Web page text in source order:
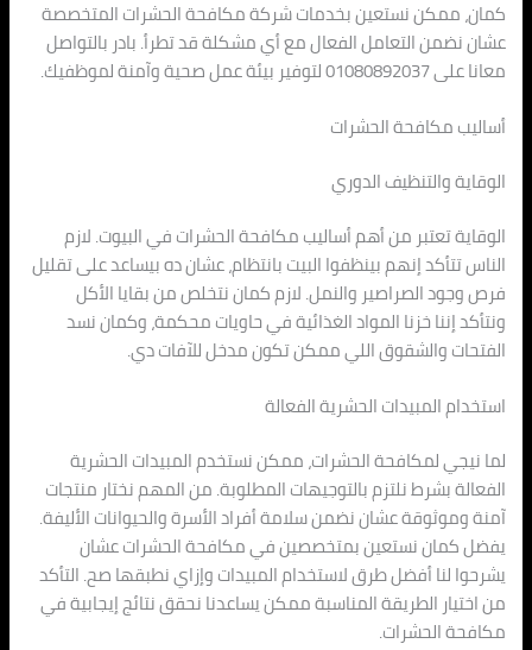
كمان، ممكن نستعين بخدمات شركة مكافحة الحشرات المتخصصة
عشان نضمن التعامل الفعال مع أي مشكلة قد تطرأ. بادر بالتواصل
معانا على 01080892037 لتوفير بيئة عمل صحية وآمنة لموظفيك.
أساليب مكافحة الحشرات
الوقاية والتنظيف الدوري
الوقاية تعتبر من أهم أساليب مكافحة الحشرات في البيوت. لازم
الناس تتأكد إنهم بينظفوا البيت بانتظام، عشان ده بيساعد على تقليل
فرص وجود الصراصير والنمل. لازم كمان نتخلص من بقايا الأكل
ونتأكد إننا خزنا المواد الغذائية في حاويات محكمة، وكمان نسد
الفتحات والشقوق اللي ممكن تكون مدخل للآفات دي.
استخدام المبيدات الحشرية الفعالة
لما نيجي لمكافحة الحشرات، ممكن نستخدم المبيدات الحشرية
الفعالة بشرط نلتزم بالتوجيهات المطلوبة. من المهم نختار منتجات
آمنة وموثوقة عشان نضمن سلامة أفراد الأسرة والحيوانات الأليفة.
يفضل كمان نستعين بمتخصصين في مكافحة الحشرات عشان
يشرحوا لنا أفضل طرق لاستخدام المبيدات وإزاي نطبقها صح. التأكد
من اختيار الطريقة المناسبة ممكن يساعدنا نحقق نتائج إيجابية في
مكافحة الحشرات.